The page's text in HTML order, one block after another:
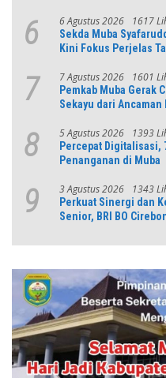
6 6 Agustus 2026 1617
Sekda Muba
Kini Fokus Perjelas
7 7 Agustus 2026 1601
Pemkab Muba Gerak
Sekayu dari Ancaman
8 5 Agustus 2026 1393
Percepat Digitalisasi,
Penanganan di Muba
9 3 Agustus 2026 1343
Perkuat Sinergi dan
Senior, BRI BO